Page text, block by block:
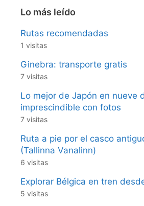
Lo más leído
Rutas recomendadas
1 visitas
Ginebra: transporte gratis
7 visitas
Lo mejor de Japón en nueve
imprescindible con fotos
7 visitas
Ruta a pie por el casco
(Tallinna Vanalinn)
6 visitas
Explorar Bélgica en tren
5 visitas